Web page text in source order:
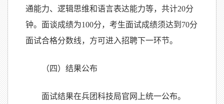
通能力、逻辑思维和语言表达能力等，共计20分
钟。面谈成绩为100分，考生面试成绩须达到70分
面试合格分数线，方可进入招聘下一环节。
（四）结果公布
面试结果在兵团科技局官网上统一公布。